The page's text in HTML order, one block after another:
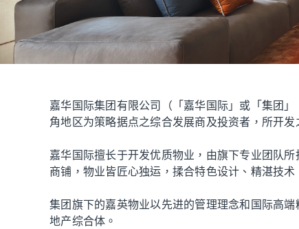
嘉华国际集团有限公司（「嘉华国际」或「集团
角地区为策略据点之综合发展商及投资者，所开发
嘉华国际擅长于开发优质物业，由旗下专业团队
商铺，物业皆匠心独运，揉合特色设计、精湛技
集团旗下的嘉英物业以先进的管理理念和国际高
地产综合体。